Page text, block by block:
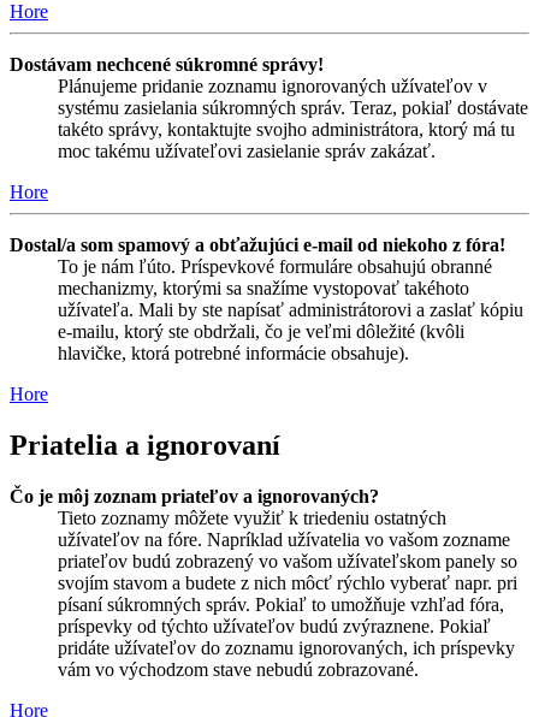
Hore
Dostávam nechcené súkromné správy!
Plánujeme pridanie zoznamu ignorovaných užívateľov v
systému zasielania súkromných správ. Teraz, pokiaľ dostávate
takéto správy, kontaktujte svojho administrátora, ktorý má tu
moc takému užívateľovi zasielanie správ zakázať.
Hore
Dostal/a som spamový a obťažujúci e-mail od niekoho z fóra!
To je nám ľúto. Príspevkové formuláre obsahujú obranné
mechanizmy, ktorými sa snažíme vystopovať takéhoto
užívateľa. Mali by ste napísať administrátorovi a zaslať kópiu
e-mailu, ktorý ste obdržali, čo je veľmi dôležité (kvôli
hlavičke, ktorá potrebné informácie obsahuje).
Hore
Priatelia a ignorovaní
Čo je môj zoznam priateľov a ignorovaných?
Tieto zoznamy môžete využiť k triedeniu ostatných
užívateľov na fóre. Napríklad užívatelia vo vašom zozname
priateľov budú zobrazený vo vašom užívateľskom panely so
svojím stavom a budete z nich môcť rýchlo vyberať napr. pri
písaní súkromných správ. Pokiaľ to umožňuje vzhľad fóra,
príspevky od týchto užívateľov budú zvýraznene. Pokiaľ
pridáte užívateľov do zoznamu ignorovaných, ich príspevky
vám vo východzom stave nebudú zobrazované.
Hore